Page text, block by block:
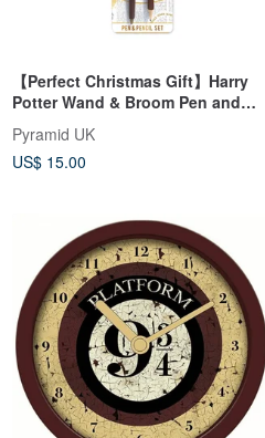
【Perfect Christmas Gift】Harry
Potter Wand & Broom Pen and
Pencil Set
Pyramid UK
US$ 15.00